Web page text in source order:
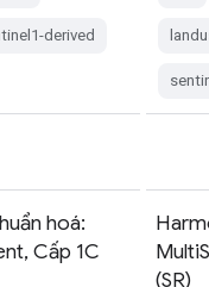
derived
hoá:
Cấp 1C
(SR)